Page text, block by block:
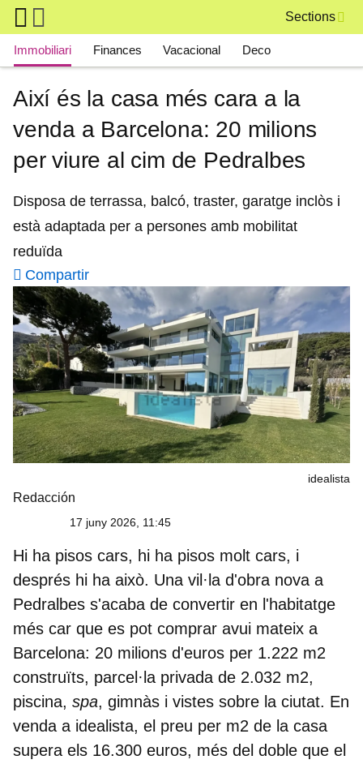
Skip to main content
Sections
Main navigation
Immobiliari Finances Vacacional Deco
Així és la casa més cara a la
venda a Barcelona: 20 milions
per viure al cim de Pedralbes
Disposa de terrassa, balcó, traster, garatge inclòs i
està adaptada per a persones amb mobilitat
reduïda
Compartir
idealista
Redacción
17 juny 2026, 11:45
Hi ha pisos cars, hi ha pisos molt cars, i
després hi ha això. Una vil·la d'obra nova a
Pedralbes s'acaba de convertir en l'habitatge
més car que es pot comprar avui mateix a
Barcelona: 20 milions d'euros per 1.222 m2
construïts, parcel·la privada de 2.032 m2,
piscina, spa, gimnàs i vistes sobre la ciutat. En
venda a idealista, el preu per m2 de la casa
supera els 16.300 euros, més del doble que el